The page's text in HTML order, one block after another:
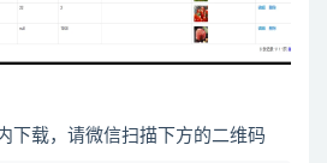
下载，请微信扫描下方的二维码